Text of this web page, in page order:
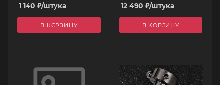
1 140 ₽/штука
В КОРЗИНУ
12 490 ₽/штука
В КОРЗИНУ